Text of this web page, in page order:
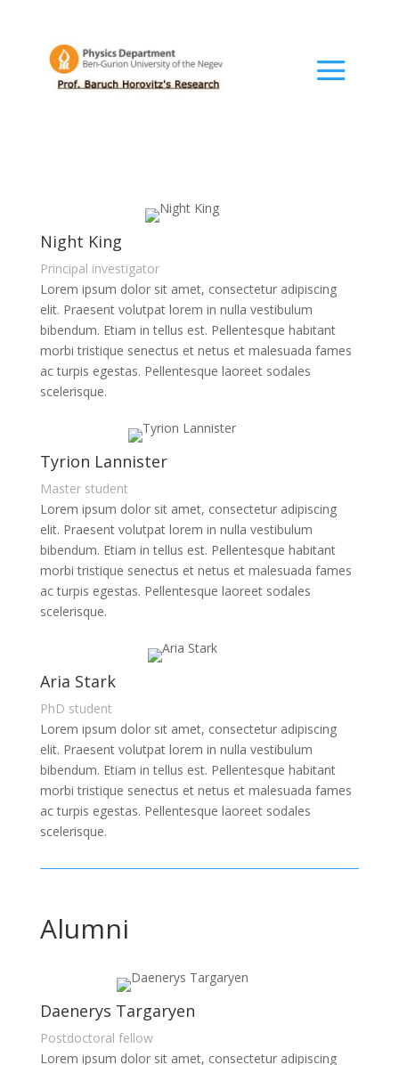
Night King
Principal investigator
Lorem ipsum dolor sit amet, consectetur adipiscing
elit. Praesent volutpat lorem in nulla vestibulum
bibendum. Etiam in tellus est. Pellentesque habitant
morbi tristique senectus et netus et malesuada fames
ac turpis egestas. Pellentesque laoreet sodales
scelerisque.
Tyrion Lannister
Master student
Lorem ipsum dolor sit amet, consectetur adipiscing
elit. Praesent volutpat lorem in nulla vestibulum
bibendum. Etiam in tellus est. Pellentesque habitant
morbi tristique senectus et netus et malesuada fames
ac turpis egestas. Pellentesque laoreet sodales
scelerisque.
Aria Stark
PhD student
Lorem ipsum dolor sit amet, consectetur adipiscing
elit. Praesent volutpat lorem in nulla vestibulum
bibendum. Etiam in tellus est. Pellentesque habitant
morbi tristique senectus et netus et malesuada fames
ac turpis egestas. Pellentesque laoreet sodales
scelerisque.
Alumni
Daenerys Targaryen
Postdoctoral fellow
Lorem ipsum dolor sit amet, consectetur adipiscing